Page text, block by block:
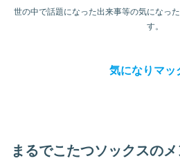
世の中で話題になった出来事等の気になっ
す。
気になりマッ
まるでこたつソックスの